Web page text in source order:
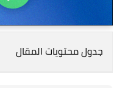
جدول محتويات المقال